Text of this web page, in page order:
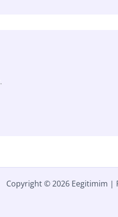
.
Copyright © 2026 Eegitimim |